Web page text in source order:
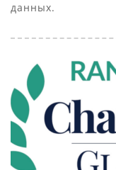
данных.